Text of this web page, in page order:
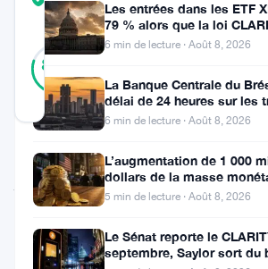
SCORE
80
RÉEL
Vérifié
10
Mis à jour 2 mois il y a
Ethereum
joue
gros.
Joseph
Lubin,
Les entrées dans les ETF
79 % alors que la loi
avant la pause du Sénat
6 min de lecture · Août 8, 2026
La Banque Centrale du
délai de 24 heures sur les
de plus de 10 000 $
6 min de lecture · Août 8, 2026
L’augmentation de 1 000
dollars de la masse
laisse les traders de Bitcoin
5 min de lecture · Août 8, 2026
Le Sénat reporte le
septembre, Saylor sort du